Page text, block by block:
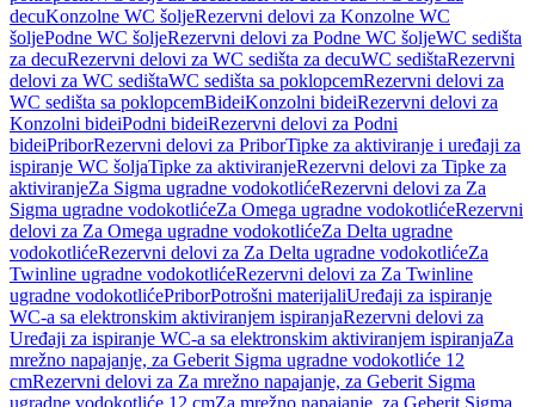
decuKonzolne WC šoljeRezervni delovi za Konzolne WC
šoljePodne WC šoljeRezervni delovi za Podne WC šoljeWC sedišta
za decuRezervni delovi za WC sedišta za decuWC sedištaRezervni
delovi za WC sedištaWC sedišta sa poklopcemRezervni delovi za
WC sedišta sa poklopcemBideiKonzolni bideiRezervni delovi za
Konzolni bideiPodni bideiRezervni delovi za Podni
bideiPriborRezervni delovi za PriborTipke za aktiviranje i uređaji za
ispiranje WC šoljaTipke za aktiviranjeRezervni delovi za Tipke za
aktiviranjeZa Sigma ugradne vodokotlićeRezervni delovi za Za
Sigma ugradne vodokotlićeZa Omega ugradne vodokotlićeRezervni
delovi za Za Omega ugradne vodokotlićeZa Delta ugradne
vodokotlićeRezervni delovi za Za Delta ugradne vodokotlićeZa
Twinline ugradne vodokotlićeRezervni delovi za Za Twinline
ugradne vodokotlićePriborPotrošni materijaliUređaji za ispiranje
WC-a sa elektronskim aktiviranjem ispiranjaRezervni delovi za
Uređaji za ispiranje WC-a sa elektronskim aktiviranjem ispiranjaZa
mrežno napajanje, za Geberit Sigma ugradne vodokotliće 12
cmRezervni delovi za Za mrežno napajanje, za Geberit Sigma
ugradne vodokotliće 12 cmZa mrežno napajanje, za Geberit Sigma